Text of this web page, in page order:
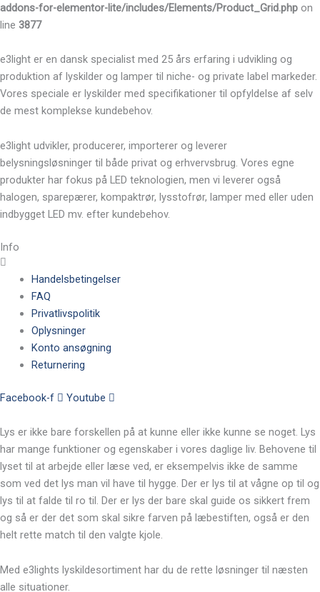
addons-for-elementor-lite/includes/Elements/Product_Grid.php on
line 3877
e3light er en dansk specialist med 25 års erfaring i udvikling og
produktion af lyskilder og lamper til niche- og private label markeder.
Vores speciale er lyskilder med specifikationer til opfyldelse af selv
de mest komplekse kundebehov.
e3light udvikler, producerer, importerer og leverer
belysningsløsninger til både privat og erhvervsbrug. Vores egne
produkter har fokus på LED teknologien, men vi leverer også
halogen, sparepærer, kompaktrør, lysstofrør, lamper med eller uden
indbygget LED mv. efter kundebehov.
Info
Handelsbetingelser
FAQ
Privatlivspolitik
Oplysninger
Konto ansøgning
Returnering
Facebook-f Youtube
Lys er ikke bare forskellen på at kunne eller ikke kunne se noget. Lys
har mange funktioner og egenskaber i vores daglige liv. Behovene til
lyset til at arbejde eller læse ved, er eksempelvis ikke de samme
som ved det lys man vil have til hygge. Der er lys til at vågne op til og
lys til at falde til ro til. Der er lys der bare skal guide os sikkert frem
og så er der det som skal sikre farven på læbestiften, også er den
helt rette match til den valgte kjole.
Med e3lights lyskildesortiment har du de rette løsninger til næsten
alle situationer.